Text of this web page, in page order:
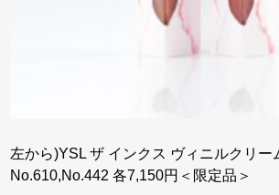
左から)YSL ザ インクス ヴィニルクリー
No.610,No.442 各7,150円＜限定品＞